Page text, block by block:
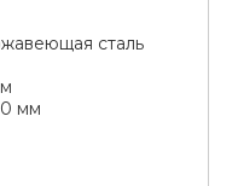
сталь
мм